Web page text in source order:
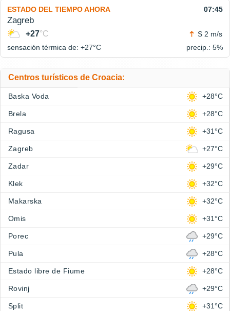
ESTADO DEL TIEMPO AHORA 07:45
Zagreb
+27°C
S 2 m/s
sensación térmica de: +27°C precip.: 5%
Centros turísticos de Croacia:
Baska Voda +28°C
Brela +28°C
Ragusa +31°C
Zagreb +27°C
Zadar +29°C
Klek +32°C
Makarska +32°C
Omis +31°C
Porec +29°C
Pula +28°C
Estado libre de Fiume +28°C
Rovinj +29°C
Split +31°C